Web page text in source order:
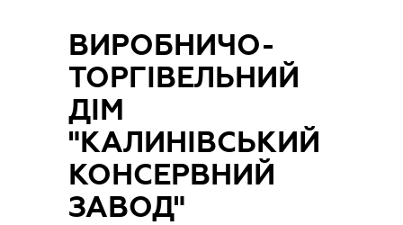
ВИРОБНИЧО-
ТОРГІВЕЛЬНИЙ
ДІМ
"КАЛИНІВСЬКИЙ
КОНСЕРВНИЙ
ЗАВОД"